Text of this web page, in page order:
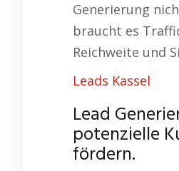
Generierung
braucht es
Reichweite und
Leads Kassel
Lead
potenzielle
fördern.